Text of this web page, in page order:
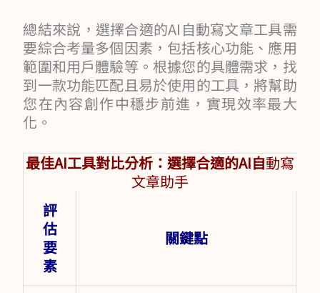
總結來說，選擇合適的AI自動寫文章工具需
要綜合考量多個因素，包括核心功能、應用
範圍和用戶體驗等。根據您的具體需求，找
到一款功能匹配且易於使用的工具，將幫助
您在內容創作中穩步前進，實現效率最大
化。
最佳AI工具對比分析：選擇合適的AI自動寫
文章助手
評
估
要
素
關鍵點